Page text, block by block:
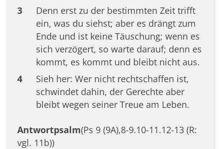
3
Denn erst zu der bestimmten Zeit trifft
ein, was du siehst; aber es drängt zum
Ende und ist keine Täuschung; wenn es
sich verzögert, so warte darauf; denn es
kommt, es kommt und bleibt nicht aus.
4
Sieh her: Wer nicht rechtschaffen ist,
schwindet dahin, der Gerechte aber
bleibt wegen seiner Treue am Leben.
Antwortpsalm(Ps 9 (9A),8-9.10-11.12-13 (R:
vgl. 11b))